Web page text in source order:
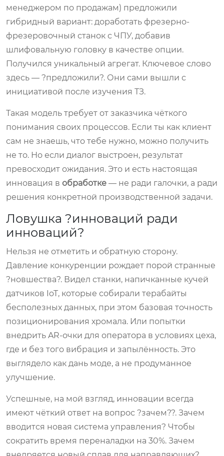
менеджером по продажам) предложили
гибридный вариант: доработать фрезерно-
фрезеровочный станок с ЧПУ, добавив
шлифовальную головку в качестве опции.
Получился уникальный агрегат. Ключевое слово
здесь — ?предложили?. Они сами вышли с
инициативой после изучения ТЗ.
Такая модель требует от заказчика чёткого
понимания своих процессов. Если ты как клиент
сам не знаешь, что тебе нужно, можно получить
не то. Но если диалог выстроен, результат
превосходит ожидания. Это и есть настоящая
инновация в обработке — не ради галочки, а ради
решения конкретной производственной задачи.
Ловушка ?инноваций ради
инноваций?
Нельзя не отметить и обратную сторону.
Давление конкуренции рождает порой странные
?новшества?. Видел станки, напичканные кучей
датчиков IoT, которые собирали терабайты
бесполезных данных, при этом базовая точность
позиционирования хромала. Или попытки
внедрить AR-очки для оператора в условиях цеха,
где и без того вибрация и запылённость. Это
выглядело как дань моде, а не продуманное
улучшение.
Успешные, на мой взгляд, инновации всегда
имеют чёткий ответ на вопрос ?зачем??. Зачем
вводится новая система управления? Чтобы
сократить время переналадки на 30%. Зачем